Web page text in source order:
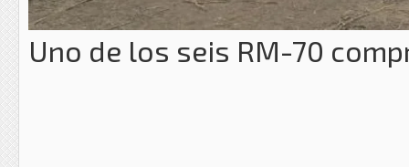
Uno de los seis RM-70